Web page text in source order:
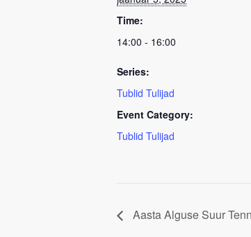
Time:
14:00 - 16:00
Series:
Tublid Tulijad
Event Category:
Tublid Tulijad
Aasta Alguse Suur